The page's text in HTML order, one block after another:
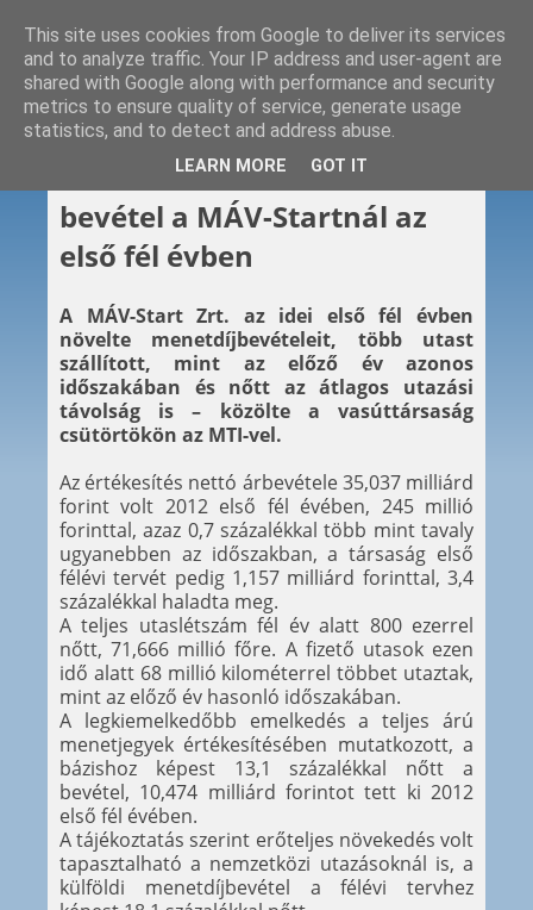
2012. 08. 31.
Nőtt az utasszám és a
bevétel a MÁV-Startnál az
első fél évben
A MÁV-Start Zrt. az idei első fél évben
növelte menetdíjbevételeit, több utast
szállított, mint az előző év azonos
időszakában és nőtt az átlagos utazási
távolság is – közölte a vasúttársaság
csütörtökön az MTI-vel.
Az értékesítés nettó árbevétele 35,037 milliárd
forint volt 2012 első fél évében, 245 millió
forinttal, azaz 0,7 százalékkal több mint tavaly
ugyanebben az időszakban, a társaság első
félévi tervét pedig 1,157 milliárd forinttal, 3,4
százalékkal haladta meg.
A teljes utaslétszám fél év alatt 800 ezerrel
nőtt, 71,666 millió főre. A fizető utasok ezen
idő alatt 68 millió kilométerrel többet utaztak,
mint az előző év hasonló időszakában.
A legkiemelkedőbb emelkedés a teljes árú
menetjegyek értékesítésében mutatkozott, a
bázishoz képest 13,1 százalékkal nőtt a
bevétel, 10,474 milliárd forintot tett ki 2012
első fél évében.
A tájékoztatás szerint erőteljes növekedés volt
tapasztalható a nemzetközi utazásoknál is, a
külföldi menetdíjbevétel a félévi tervhez
This site uses cookies from Google to deliver its services
and to analyze traffic. Your IP address and user-agent are
shared with Google along with performance and security
metrics to ensure quality of service, generate usage
statistics, and to detect and address abuse.
LEARN MORE GOT IT